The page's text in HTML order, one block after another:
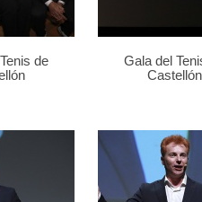
de
Gala del
Castellón